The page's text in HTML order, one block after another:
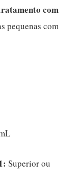
com
pequenas com
Superior ou